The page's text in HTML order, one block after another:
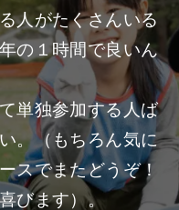
人がたくさんいる
の１時間で良いん
単独参加する人ば
。（もちろん気に
スでまたどうぞ！
びます）。